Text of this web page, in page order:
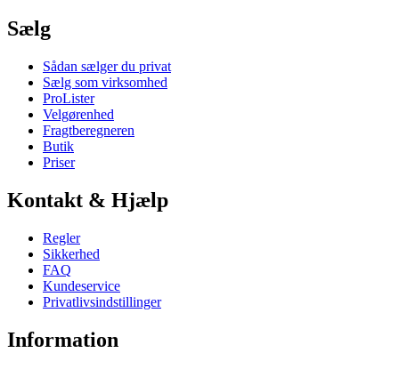
Sælg
Sådan sælger du privat
Sælg som virksomhed
ProLister
Velgørenhed
Fragtberegneren
Butik
Priser
Kontakt & Hjælp
Regler
Sikkerhed
FAQ
Kundeservice
Privatlivsindstillinger
Information